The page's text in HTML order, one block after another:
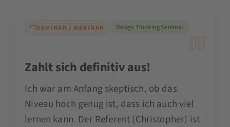
SEMINAR / WEBINAR Design Thinking Seminar
Zahlt sich definitiv aus!
Ich war am Anfang skeptisch, ob das
Niveau hoch genug ist, dass ich auch viel
lernen kann. Der Referent (Christopher) ist